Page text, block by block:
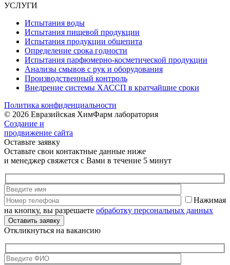
УСЛУГИ
Испытания воды
Испытания пищевой продукции
Испытания продукции общепита
Определение срока годности
Испытания парфюмерно-косметической продукции
Анализы смывов с рук и оборудования
Производственный контроль
Внедрение системы ХАССП в кратчайшие сроки
Политика конфиденциальности
© 2026 Евразийская ХимФарм лаборатория
Создание и
продвижение сайта
Оставьте заявку
Оставьте свои контактные данные ниже
и менеджер свяжется с Вами в течение 5 минут
Нажимая
на кнопку, вы разрешаете обработку персональных данных
Откликнуться на вакансию